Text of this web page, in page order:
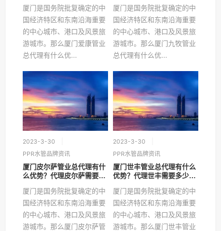
厦门是国务院批复确定的中
国经济特区和东南沿海重要
的中心城市、港口及风景旅
游城市。那么厦门爱康管业
总代理有什么优...
厦门是国务院批复确定的中
国经济特区和东南沿海重要
的中心城市、港口及风景旅
游城市。那么厦门九牧管业
总代理有什么优...
2023-3-30
PPR水管品牌资讯
厦门皮尔萨管业总代理有什
么优势？代理皮尔萨需要多
厦门是国务院批复确定的中
国经济特区和东南沿海重要
的中心城市、港口及风景旅
游城市。那么厦门皮尔萨管
2023-3-30
PPR水管品牌资讯
厦门世丰管业总代理有什么
优势？代理世丰需要多少
厦门是国务院批复确定的中
国经济特区和东南沿海重要
的中心城市、港口及风景旅
游城市。那么厦门世丰管业